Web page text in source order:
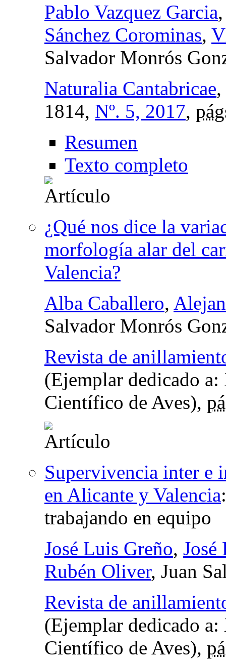
Pablo Vazquez Garcia
Sánchez Corominas,
Salvador Monrós
Naturalia Cantabricae,
1814, Nº. 5, 2017,
Resumen
Texto completo
¿Qué nos dice la
morfología alar del
Valencia?
Alba Caballero,
Salvador Monrós
Revista de
(Ejemplar dedicado
Científico de Aves),
Supervivencia inter e
en Alicante y Valencia
trabajando en equipo
José Luis Greño, José
Rubén Oliver, Juan
Revista de
(Ejemplar dedicado
Científico de Aves),